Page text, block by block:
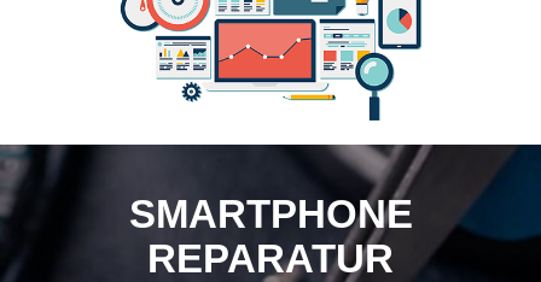
SMARTPHONE
REPARATUR